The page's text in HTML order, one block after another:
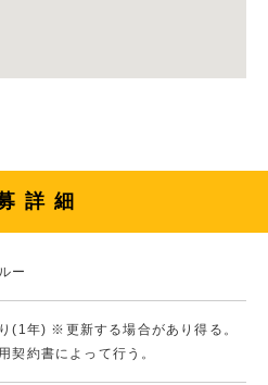
詳細
ー
(1年) ※更新する場合があり得る。
契約書によって行う。